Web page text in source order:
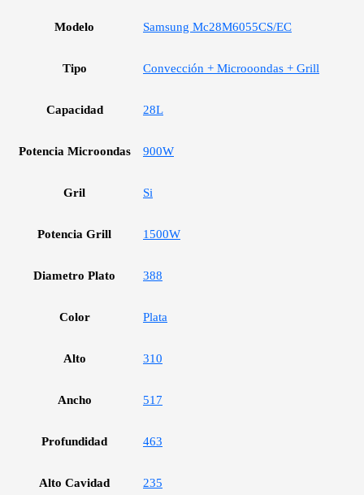
Modelo Samsung Mc28M6055CS/EC
Tipo Convección + Microoondas + Grill
Capacidad 28L
Potencia Microondas 900W
Gril Si
Potencia Grill 1500W
Diametro Plato 388
Color Plata
Alto 310
Ancho 517
Profundidad 463
Alto Cavidad 235